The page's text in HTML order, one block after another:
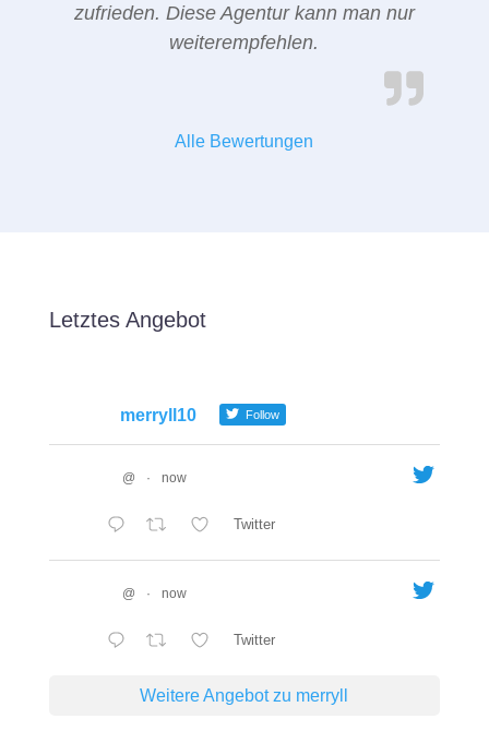
zufrieden. Diese Agentur kann man nur
weiterempfehlen.
Alle Bewertungen
Letztes Angebot
merryll10 Follow
@ · now
Twitter
@ · now
Twitter
Weitere Angebot zu merryll